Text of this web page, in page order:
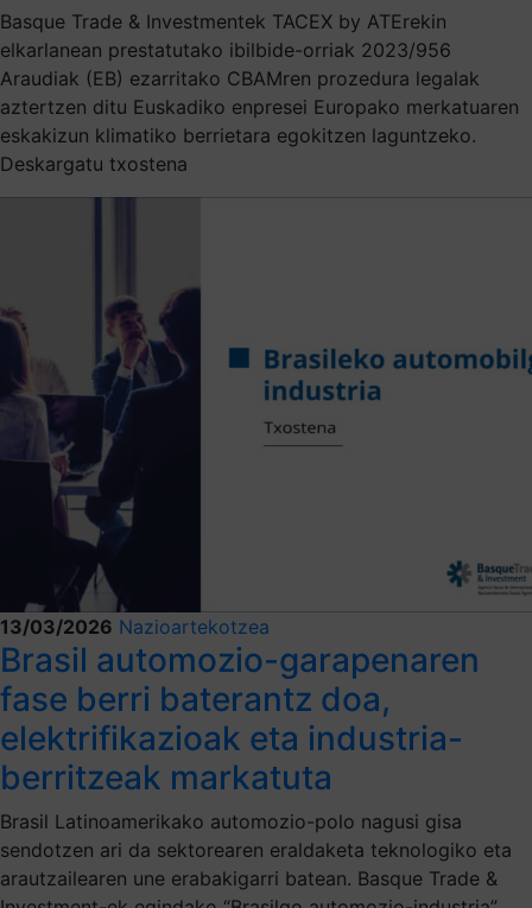
Basque Trade & Investmentek TACEX by ATErekin
elkarlanean prestatutako ibilbide-orriak 2023/956
Araudiak (EB) ezarritako CBAMren prozedura legalak
aztertzen ditu Euskadiko enpresei Europako merkatuaren
eskakizun klimatiko berrietara egokitzen laguntzeko.
Deskargatu txostena
13/03/2026 Nazioartekotzea
Brasil automozio-garapenaren
fase berri baterantz doa,
elektrifikazioak eta industria-
berritzeak markatuta
Brasil Latinoamerikako automozio-polo nagusi gisa
sendotzen ari da sektorearen eraldaketa teknologiko eta
arautzailearen une erabakigarri batean. Basque Trade &